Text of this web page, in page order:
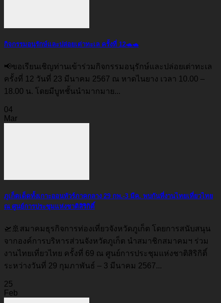
กิจกรรมอนุรักษ์และปล่อยเต่าทะเล ครั้งที่ 12🐢🐢
📢ขอเรียนเชิญท่านเข้าร่วมกิจกรรมอนุรักษ์และปล่อยเต่าทะเล
ครั้งที่ 12 วันที่ 23 มีนาคม 2567 ณ หาดไนยาง เวลา 10.00 –
18.00 น. โดยมีบูทชั้นนำมากมาย...
04
Mar
ภูเก็ตเด็ดทั้งเกาะออนทัวร์ภาคกลาง 29 กพ.-3 มีค. พบกันที่งานไทยเที่ยวไทย
ณ ศูนย์การประชุมแห่งชาติสิริกิติ์
🛫🚢สมาคมธุรกิจการท่องเที่ยวจังหวัดภูเก็ต โดยการสนับสนุน
จากองค์การบริหารส่วนจังหวัดภูเก็ต นำสมาชิกสมาคมฯ ร่วม
งานไทยเที่ยวไทย ครั้งที่ 69 ณ ศูนย์การประชุมแห่งชาติสิริกิติ์
ระหว่างวันที่ 29 กุมภาพันธ์ – 3 มีนาคม 2567...
25
Feb